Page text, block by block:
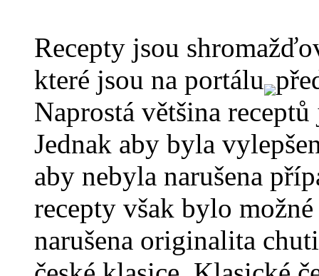
Recepty jsou
které jsou na portálu
Naprostá většina
Jednak aby byla
aby nebyla narušena
recepty však bylo
narušena originalita